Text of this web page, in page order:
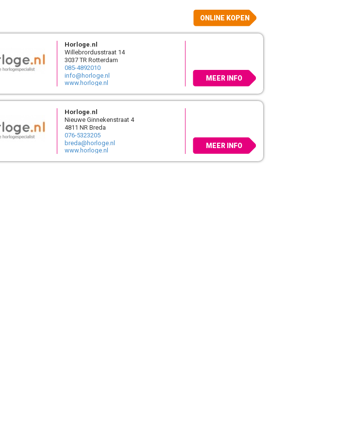
ONLINE KOPEN
Horloge.nl
Willebrordusstraat 14
3037 TR Rotterdam
085-4892010
info@horloge.nl
www.horloge.nl
MEER INFO
Horloge.nl
Nieuwe Ginnekenstraat 4
4811 NR Breda
076-5323205
breda@horloge.nl
www.horloge.nl
MEER INFO